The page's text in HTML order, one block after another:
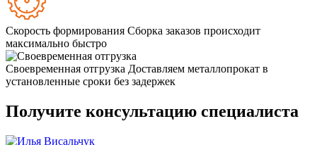
Скорость формирования Сборка заказов происходит
максимально быстро
Своевременная отгрузка Доставляем металлопрокат в
установленные сроки без задержек
Получите консультацию специалиста